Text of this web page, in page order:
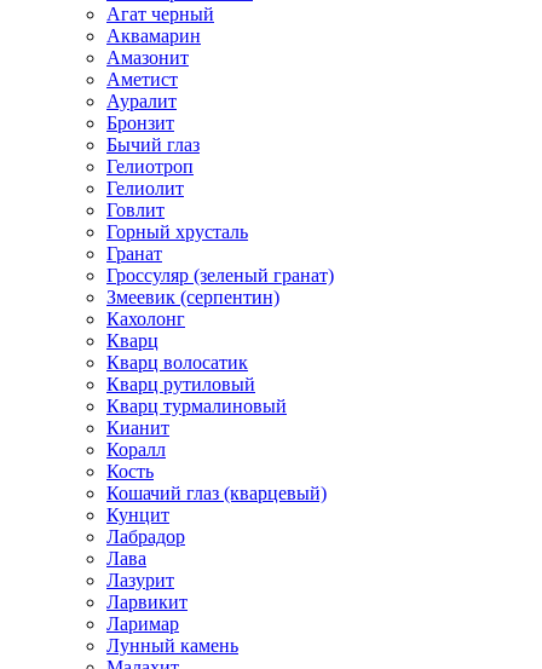
Агат черный
Аквамарин
Амазонит
Аметист
Ауралит
Бронзит
Бычий глаз
Гелиотроп
Гелиолит
Говлит
Горный хрусталь
Гранат
Гроссуляр (зеленый гранат)
Змеевик (серпентин)
Кахолонг
Кварц
Кварц волосатик
Кварц рутиловый
Кварц турмалиновый
Кианит
Коралл
Кость
Кошачий глаз (кварцевый)
Кунцит
Лабрадор
Лава
Лазурит
Ларвикит
Ларимар
Лунный камень